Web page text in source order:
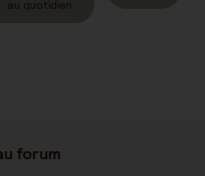
au quotidien
forum